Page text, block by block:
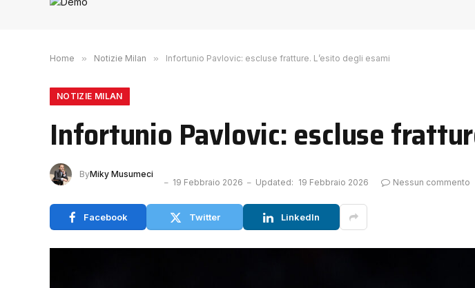
Home » Notizie Milan » Infortunio Pavlovic: escluse fratture. L’esito degli esami
NOTIZIE MILAN
Infortunio Pavlovic: escluse
ByMiky Musumeci
19 Febbraio 2026
Updated: 19 Febbraio 2026 Nessun commento
Facebook Twitter LinkedIn